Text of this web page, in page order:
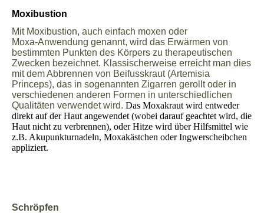
Moxibustion
Mit Moxibustion, auch einfach moxen oder
Moxa-Anwendung genannt, wird das Erwärmen von
bestimmten Punkten des Körpers zu therapeutischen
Zwecken bezeichnet. Klassischerweise erreicht man dies
mit dem Abbrennen von Beifusskraut (Artemisia
Princeps), das in sogenannten Zigarren gerollt oder in
verschiedenen anderen Formen in unterschiedlichen
Qualitäten verwendet wird. Das Moxakraut wird entweder
direkt auf der Haut angewendet (wobei darauf geachtet wird, die
Haut nicht zu verbrennen), oder Hitze wird über Hilfsmittel wie
z.B. Akupunkturnadeln, Moxakästchen oder Ingwerscheibchen
appliziert.
Schröpfen